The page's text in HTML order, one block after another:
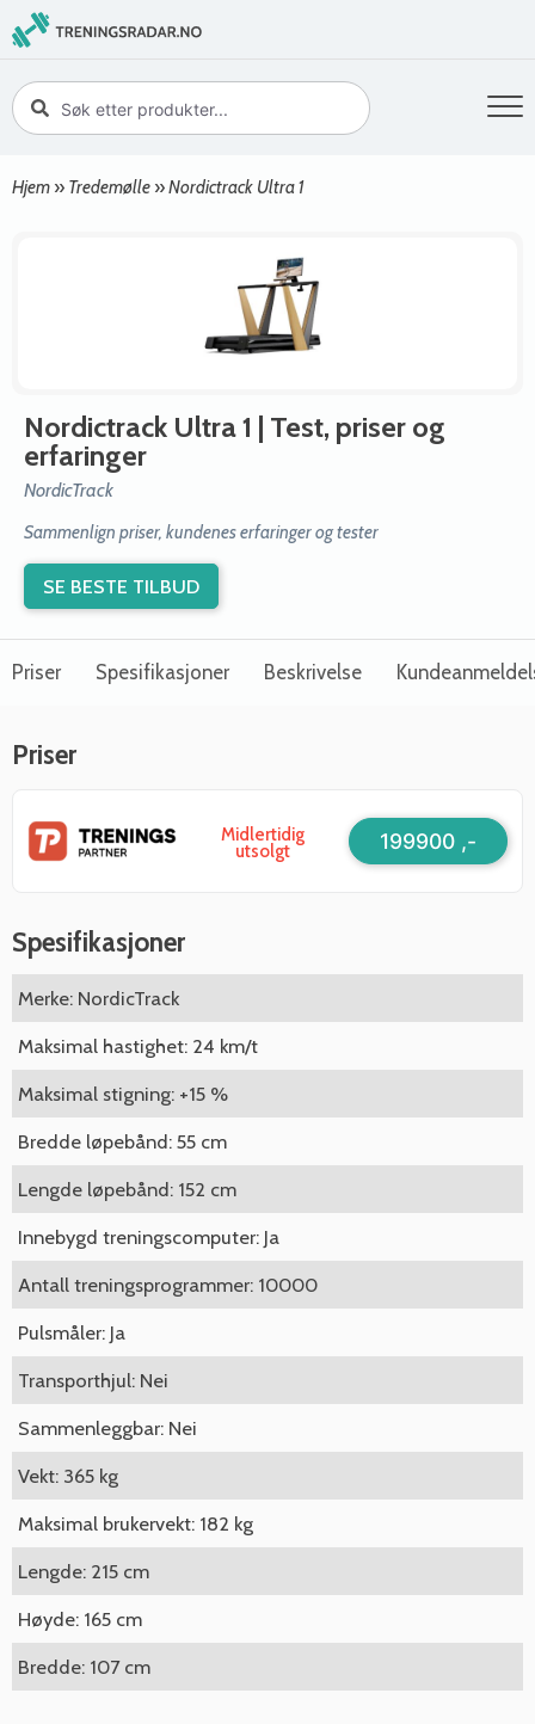
Hjem » Tredemølle »Nordictrack Ultra 1
Nordictrack Ultra 1 | Test, priser og
erfaringer
NordicTrack
Sammenlign priser, kundenes erfaringer og tester
SE BESTE TILBUD
Priser Spesifikasjoner Beskrivelse
Priser
Midlertidig
utsolgt 199900 ,-
Spesifikasjoner
Merke: NordicTrack
Maksimal hastighet: 24 km/t
Maksimal stigning: +15 %
Bredde løpebånd: 55 cm
Lengde løpebånd: 152 cm
Innebygd treningscomputer: Ja
Antall treningsprogrammer: 10000
Pulsmåler: Ja
Transporthjul: Nei
Sammenleggbar: Nei
Vekt: 365 kg
Maksimal brukervekt: 182 kg
Lengde: 215 cm
Høyde: 165 cm
Bredde: 107 cm